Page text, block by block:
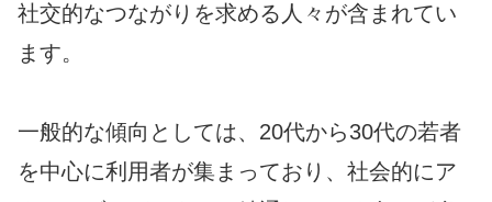
社交的なつながりを求める人々が含まれてい
ます。
一般的な傾向としては、20代から30代の若者
を中心に利用者が集まっており、社会的にア